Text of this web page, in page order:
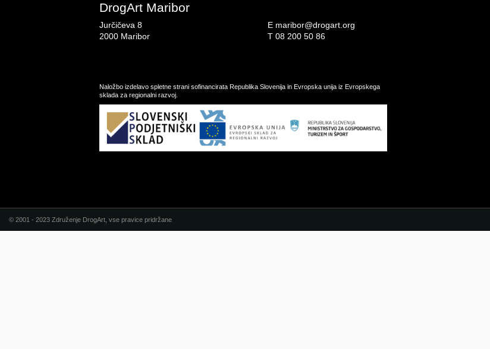
DrogArt Maribor
Jurčičeva 8
2000 Maribor
E maribor@drogart.org
T 08 200 50 86
Naložbo izdelavo spletne strani sofinancirata Republika Slovenija in Evropska unija iz Evropskega
sklada za regionalni razvoj.
© 2001 - 2023 Združenje DrogArt, vse pravice pridržane